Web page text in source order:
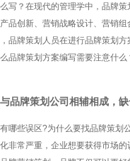
写？在现代的管理学中，品牌
品创新、营销战略设计、营销
品牌策划人员在进行品牌策划
品牌策划方案编写需要注意什么
品牌策划公司相辅相成，
哪些误区?为什么要找品牌策划
非常严重，企业想要获得市场的